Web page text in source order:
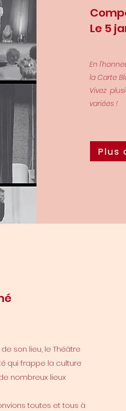
Le 5
En
la Carte
Vivez
variées !
Plus
son lieu, le Théâtre
qui frappe la culture
nombreux lieux
toutes et tous à